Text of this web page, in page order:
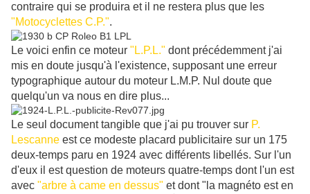
contraire qui se produira et il ne restera plus que les
"Motocyclettes C.P.".
Le voici enfin ce moteur "L.P.L." dont précédemment j'ai
mis en doute jusqu'à l'existence, supposant une erreur
typographique autour du moteur L.M.P. Nul doute que
quelqu'un va nous en dire plus...
Le seul document tangible que j'ai pu trouver sur P.
Lescanne est ce modeste placard publicitaire sur un 175
deux-temps paru en 1924 avec différents libellés. Sur l'un
d'eux il est question de moteurs quatre-temps dont l'un est
avec "arbre à came en dessus" et dont "la magnéto est en